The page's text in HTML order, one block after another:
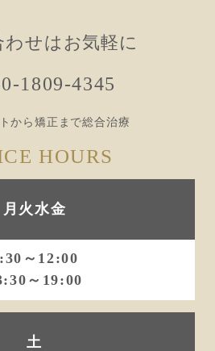
わせはお気軽に
1809-4345
から矯正まで総合治療
HOURS
月火水金
～12:00
～19:00
土